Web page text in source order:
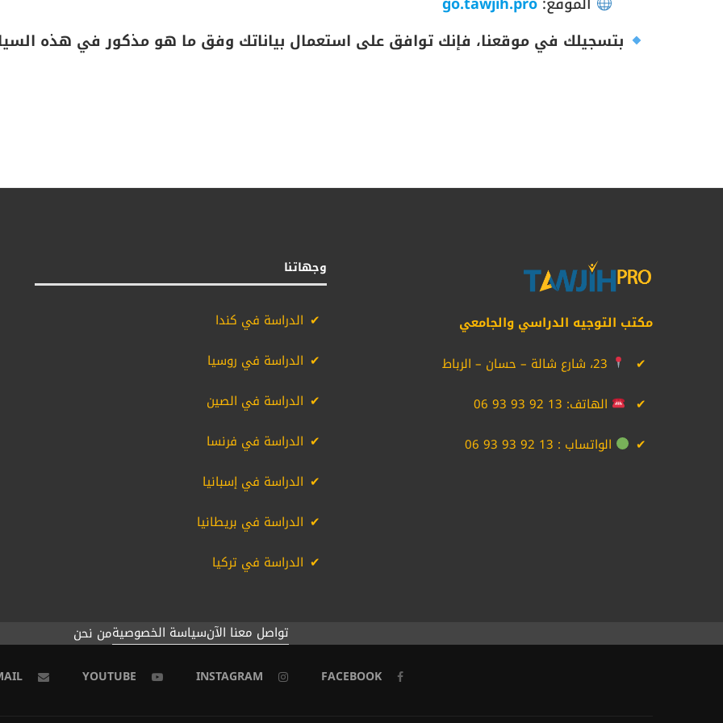
بتسجيلك في موقعنا، فإنك توافق على استعمال بياناتك وفق ما هو مذكور في هذه
مكتب التوجيه الدراسي والجامعي
23، شارع شالة – حسان – الرباط
الهاتف: 06 93 93 92 13
الواتساب : 06 93 93 92 13
وجهاتنا
الدراسة في كندا
الدراسة في روسيا
الدراسة في الصين
الدراسة في فرنسا
الدراسة في إسبانيا
الدراسة في بريطانيا
الدراسة في تركيا
تواصل معنا الآنسياسة الخصوصيةمن نحن
FACEBOOK
INSTAGRAM
YOUTUBE